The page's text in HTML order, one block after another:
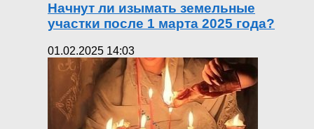
Начнут ли изымать земельные
участки после 1 марта 2025 года?
01.02.2025 14:03